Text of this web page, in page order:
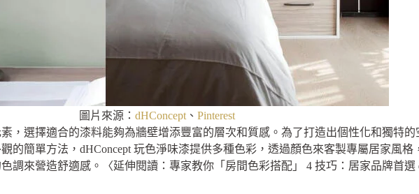
圖片來源： dHConcept、 Pinterest
，選擇適合的漆料能夠為牆壁增添豐富的層次和質感。為了打造出個性化和獨特的
的簡單方法，dHConcept 玩色淨味漆提供多種色彩，透過顏色來客製專屬居家風格
調來營造舒適感。〈延伸閱讀：專家教你「房間色彩搭配」 4 技巧：居家品牌首選